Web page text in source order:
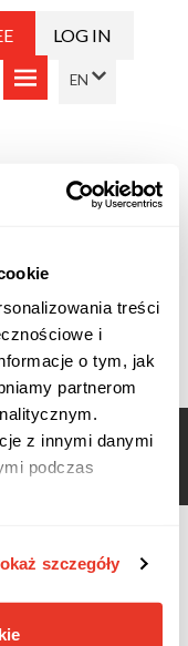
treści
i
o tym, jak
partnerom
z innymi danymi
podczas
szczegóły
LOG IN
ALL RIGHTS
RESERVED.